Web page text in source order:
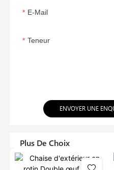
E-Mail
Teneur
ENVOYER UNE
Plus De Choix